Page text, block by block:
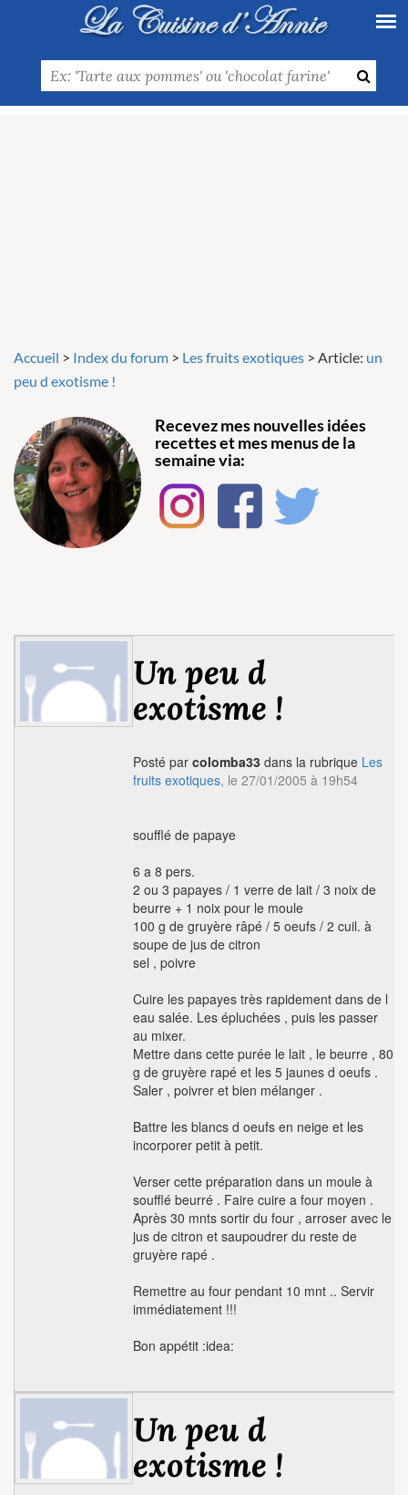
Accueil > Index du forum > Les fruits exotiques > Article: un
peu d exotisme !
Recevez mes nouvelles idées
recettes et mes menus de la
semaine via:
Un peu d
exotisme !
Posté par colomba33 dans la rubrique Les
fruits exotiques, le 27/01/2005 à 19h54
soufflé de papaye
6 a 8 pers.
2 ou 3 papayes / 1 verre de lait / 3 noix de
beurre + 1 noix pour le moule
100 g de gruyère râpé / 5 oeufs / 2 cuil. à
soupe de jus de citron
sel , poivre
Cuire les papayes très rapidement dans de l
eau salée. Les épluchées , puis les passer
au mixer.
Mettre dans cette purée le lait , le beurre , 80
g de gruyère rapé et les 5 jaunes d oeufs .
Saler , poivrer et bien mélanger .
Battre les blancs d oeufs en neige et les
incorporer petit à petit.
Verser cette préparation dans un moule à
soufflé beurré . Faire cuire a four moyen .
Après 30 mnts sortir du four , arroser avec le
jus de citron et saupoudrer du reste de
gruyère rapé .
Remettre au four pendant 10 mnt .. Servir
immédiatement !!!
Bon appétit :idea:
Un peu d
exotisme !